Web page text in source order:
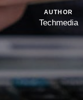
AUTHOR
Techmedia